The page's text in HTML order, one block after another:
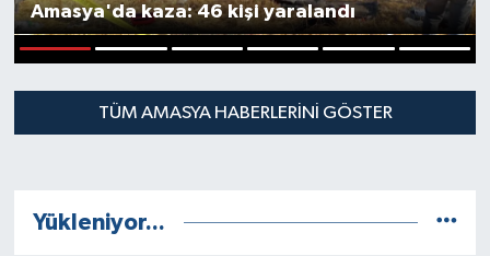
Amasya'da kaza: 46 kişi yaralandı
TÜM AMASYA HABERLERINI GÖSTER
Yükleniyor...